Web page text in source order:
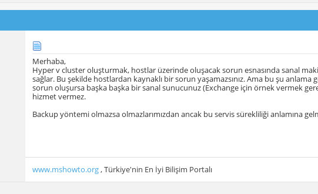
Merhaba,
Hyper v cluster oluşturmak, hostlar üzerinde oluşacak sorun esnasında sanal
sağlar. Bu şekilde hostlardan kaynaklı bir sorun yaşamazsınız. Ama bu şu
sorun oluşursa başka başka bir sanal sunucunuz (Exchange için örnek vermek
hizmet vermez.
Backup yöntemi olmazsa olmazlarımızdan ancak bu servis sürekliliği anlamına
www.mshowto.org, Türkiye'nin En İyi Bilişim Portalı